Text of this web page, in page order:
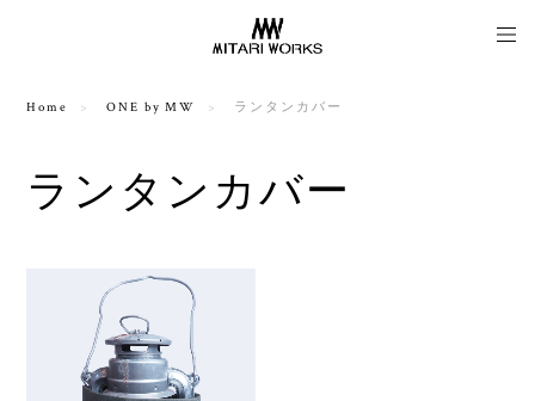
Home ONE by MW ランタンカバー
ランタンカバー